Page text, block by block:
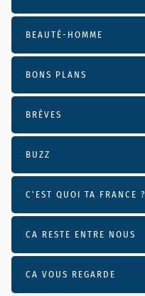
BEAUTÉ-HOMME
BONS PLANS
BRÈVES
BUZZ
C'EST QUOI TA FRANCE ?
CA RESTE ENTRE NOUS
CA VOUS REGARDE